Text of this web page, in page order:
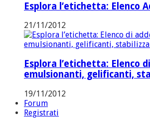
Esplora l’etichetta: Elenco
21/11/2012
Esplora l’etichetta: Elenco
emulsionanti, gelificanti,
19/11/2012
Forum
Registrati